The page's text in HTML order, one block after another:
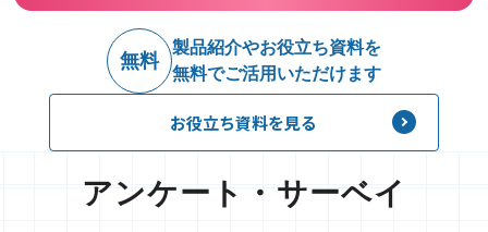
無料
製品紹介やお役立ち資料を
無料でご活用いただけます
お役立ち資料を見る
アンケート・サーベイ